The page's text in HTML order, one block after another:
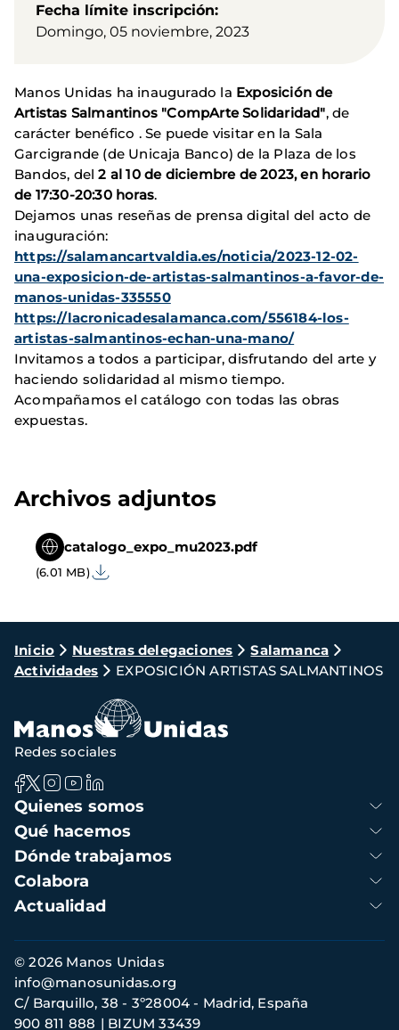
Fecha límite inscripción
Domingo, 05 noviembre, 2023
Manos Unidas ha inaugurado la Exposición de
Artistas Salmantinos "CompArte Solidaridad", de
carácter benéfico . Se puede visitar en la Sala
Garcigrande (de Unicaja Banco) de la Plaza de los
Bandos, del2 al 10 de diciembre de 2023, en horario
de 17:30-20:30 horas.
Dejamos unas reseñas de prensa digital del acto de
inauguración:
https://salamancartvaldia.es/noticia/2023-12-02-
una-exposicion-de-artistas-salmantinos-a-favor-de-
manos-unidas-335550
https://lacronicadesalamanca.com/556184-los-
artistas-salmantinos-echan-una-mano/
Invitamos a todos a participar, disfrutando del arte y
haciendo solidaridad al mismo tiempo.
Acompañamos el catálogo con todas las obras
expuestas.
Archivos adjuntos
catalogo_expo_mu2023.pdf
(6.01 MB)
Ruta
de
navegación
Inicio Nuestras delegaciones
Salamanca
Actividades
EXPOSICIÓN ARTISTAS SALMANTINOS
Navegación
principal
Quienes somos
Qué hacemos
Dónde trabajamos
Colabora
Actualidad
Redes sociales
Información
de
contacto
© 2026 Manos Unidas
C/ Barquillo, 38 - 3º28004 - Madrid, España
900 811 888
BIZUM 33439
info@manosunidas.org